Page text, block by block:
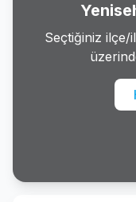
Seçtiğiniz ilçe/